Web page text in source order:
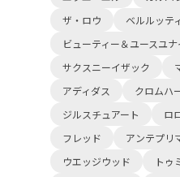
ザ・ロウ
ベルルッテ
ビューティー＆ユースユ
サクスニーイザック
アディダス
クロムハ
ジルスチュアート
ロ
フレッド
アンテプリ
ウエッジウッド
トゥ